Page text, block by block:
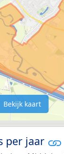
Bekijk kaart
per jaar